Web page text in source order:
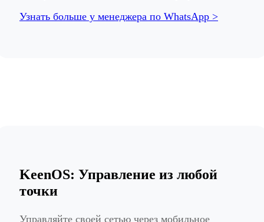
Узнать больше у менеджера по WhatsApp >
KeenOS: Управление из любой
точки
Управляйте своей сетью через мобильное